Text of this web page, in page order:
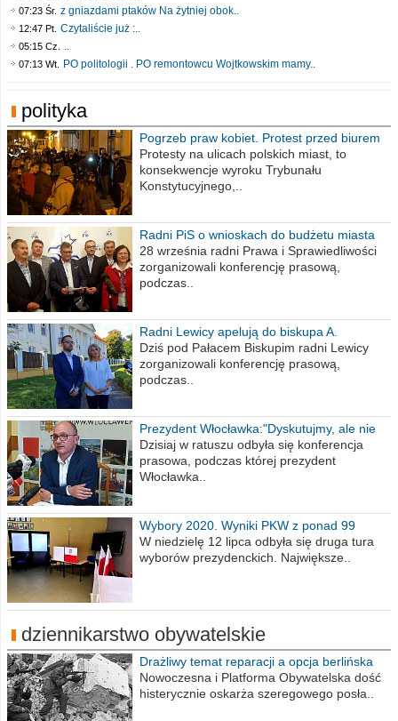
07:23 Śr. z gniazdami ptaków Na żytniej obok..
12:47 Pt. Czytaliście już :..
05:15 Cz. ..
07:13 Wt. PO politologii . PO remontowcu Wojtkowskim mamy..
polityka
Pogrzeb praw kobiet. Protest przed biurem
poselskim PiS
Protesty na ulicach polskich miast, to
konsekwencje wyroku Trybunału
Konstytucyjnego,..
Radni PiS o wnioskach do budżetu miasta
na 2021 rok
28 września radni Prawa i Sprawiedliwości
zorganizowali konferencję prasową,
podczas..
Radni Lewicy apelują do biskupa A.
Wiesława Meringa
Dziś pod Pałacem Biskupim radni Lewicy
zorganizowali konferencję prasową,
podczas..
Prezydent Włocławka:"Dyskutujmy, ale nie
obrażajmy się”
Dzisiaj w ratuszu odbyła się konferencja
prasowa, podczas której prezydent
Włocławka..
Wybory 2020. Wyniki PKW z ponad 99
procent obwodów
W niedzielę 12 lipca odbyła się druga tura
wyborów prezydenckich. Największe..
dziennikarstwo obywatelskie
Drażliwy temat reparacji a opcja berlińska
Nowoczesna i Platforma Obywatelska dość
histerycznie oskarża szeregowego posła..